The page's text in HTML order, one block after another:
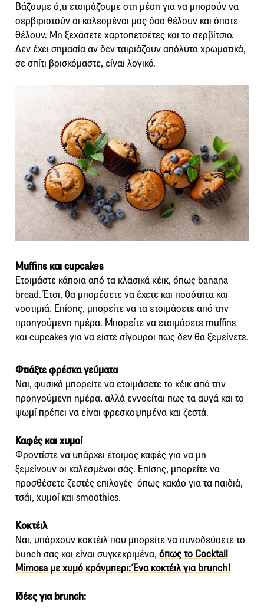
Βάζουμε ό,τι ετοιμάζουμε στη μέση για να μπορούν να
σερβιριστούν οι καλεσμένοι μας όσο θέλουν και όποτε
θέλουν. Μη ξεχάσετε χαρτοπετσέτες και το σερβίτσιο.
Δεν έχει σημασία αν δεν ταιριάζουν απόλυτα χρωματικά,
σε σπίτι βρισκόμαστε, είναι λογικό.
Muffins και cupcakes
Ετοιμάστε κάποια από τα κλασικά κέικ, όπως banana
bread. Έτσι, θα μπορέσετε να έχετε και ποσότητα και
νοστιμιά. Επίσης, μπορείτε να τα ετοιμάσετε από την
προηγούμενη ημέρα. Μπορείτε να ετοιμάσετε muffins
και cupcakes για να είστε σίγουροι πως δεν θα ξεμείνετε.
Φτιάξτε φρέσκα γεύματα
Ναι, φυσικά μπορείτε να ετοιμάσετε το κέικ από την
προηγούμενη ημέρα, αλλά εννοείται πως τα αυγά και το
ψωμί πρέπει να είναι φρεσκοψημένα και ζεστά.
Καφές και χυμοί
Φροντίστε να υπάρχει έτοιμος καφές για να μη
ξεμείνουν οι καλεσμένοι σάς. Επίσης, μπορείτε να
προσθέσετε ζεστές επιλογές όπως κακάο για τα παιδιά,
τσάι, χυμοί και smoothies.
Κοκτέιλ
Ναι, υπάρχουν κοκτέιλ που μπορείτε να συνοδεύσετε το
bunch σας και είναι συγκεκριμένα, όπως το Cocktail
Mimosa με χυμό κράνμπερι: Ένα κοκτέιλ για brunch!
Ιδέες για brunch: